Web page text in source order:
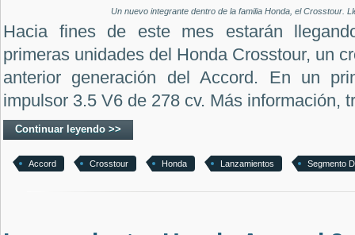
Un nuevo integrante dentro de la familia Honda, el Crosstour.
Hacia fines de este mes estarán
primeras unidades del Honda Crosstour, un
anterior generación del Accord. En un
impulsor 3.5 V6 de 278 cv. Más información,
Continuar leyendo >>
Accord Crosstour Honda Lanzamientos Segmento D